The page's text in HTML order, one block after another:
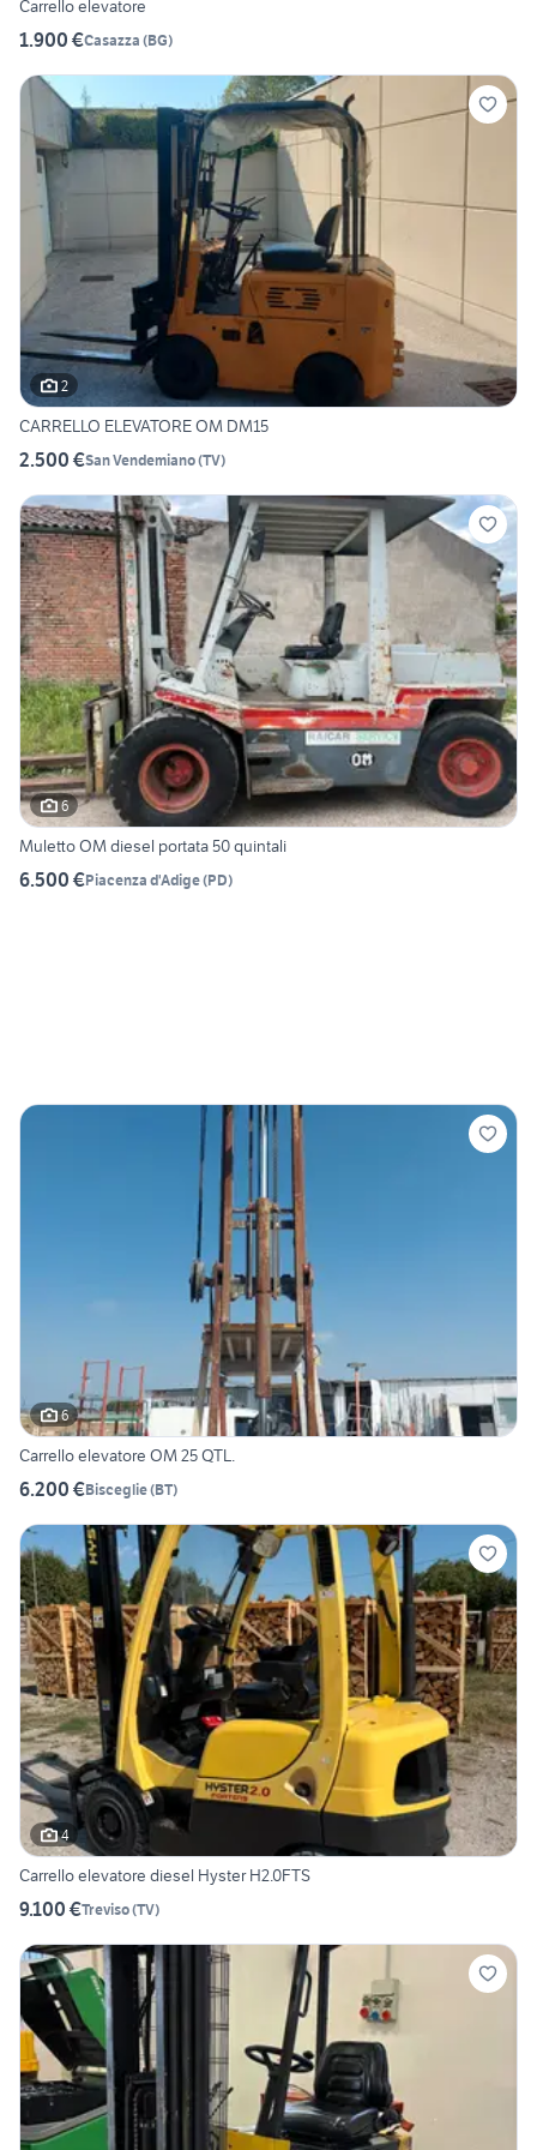
Carrello elevatore
1.900 €Casazza (BG)
2
CARRELLO ELEVATORE OM DM15
2.500 €San Vendemiano(TV)
6
Muletto OM diesel portata 50 quintali
6.500 €Piacenza d'Adige(PD)
6
Carrello elevatore OM 25 QTL.
6.200 €Bisceglie(BT)
4
Carrello elevatore diesel Hyster H2.0FTS
9.100 €Treviso(TV)